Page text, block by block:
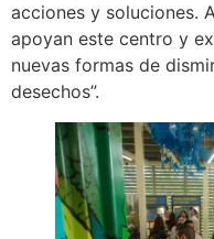
acciones y soluciones.
apoyan este centro y
nuevas formas de
desechos”.